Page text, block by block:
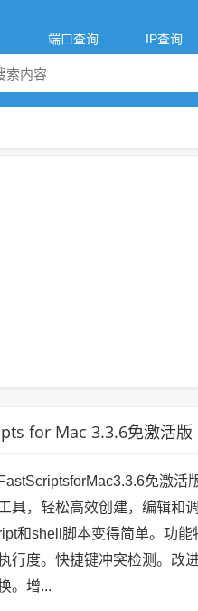
端口查询 IP查询
for Mac 3.3.6免激活版
FastScriptsforMac3.3.6免激活
具，轻松高效创建，编辑和
和shell脚本变得简单。功
行度。快捷键冲突检测。改
。增...